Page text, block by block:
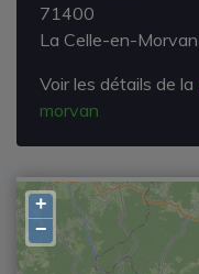
+
−
71400
La Celle-en-Morvan
Voir les détails de la
morvan